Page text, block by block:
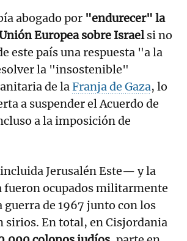
abogado por "endurecer" la
Europea sobre Israelsi no
este país una respuesta "a la
la "insostenible"
de laFranja de Gaza, lo
a suspender el Acuerdo de
a la imposición de
Jerusalén Este— y la
fueron ocupados militarmente
guerra de 1967 junto con los
sirios. En total, en Cisjordania